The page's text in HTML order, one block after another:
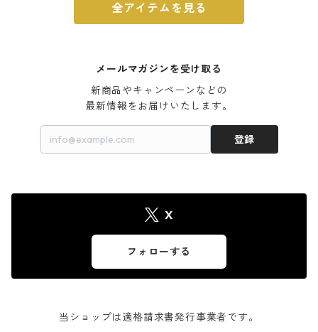
全アイテムを見る
メールマガジンを受け取る
新商品やキャンペーンなどの
最新情報をお届けいたします。
登録
X
フォローする
当ショップは適格請求書発行事業者です。